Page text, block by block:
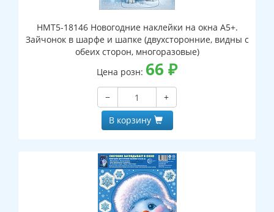
НМТ5-18146 Новогодние наклейки на окна А5+.
Зайчонок в шарфе и шапке (двухсторонние, видны с
обеих сторон, многоразовые)
Цена розн: 66 ₽
−
+
В корзину